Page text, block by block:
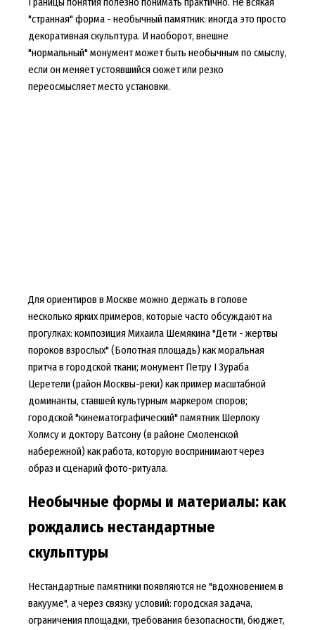
"странная" форма - необычный памятник: иногда это просто
декоративная скульптура. И наоборот, внешне
"нормальный" монумент может быть необычным по смыслу,
если он меняет устоявшийся сюжет или резко
переосмысляет место установки.
Для ориентиров в Москве можно держать в голове
несколько ярких примеров, которые часто обсуждают на
прогулках: композиция Михаила Шемякина "Дети - жертвы
пороков взрослых" (Болотная площадь) как моральная
притча в городской ткани; монумент Петру I Зураба
Церетели (район Москвы-реки) как пример масштабной
доминанты, ставшей культурным маркером споров;
городской "кинематографический" памятник Шерлоку
Холмсу и доктору Ватсону (в районе Смоленской
набережной) как работа, которую воспринимают через
образ и сценарий фото-ритуала.
Необычные формы и материалы: как
рождались нестандартные
скульптуры
Нестандартные памятники появляются не "вдохновением в
вакууме", а через связку условий: городская задача,
ограничения площадки, требования безопасности, бюджет,